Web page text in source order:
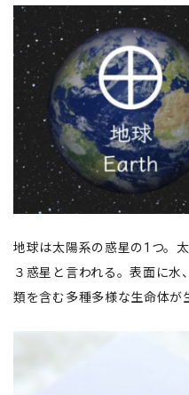
地球は太陽系の惑星の1つ。
３惑星と言われる。表面に水
類を含む多種多様な生命体が